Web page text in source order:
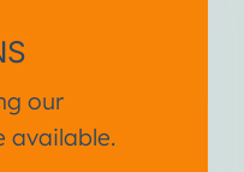
our
available.